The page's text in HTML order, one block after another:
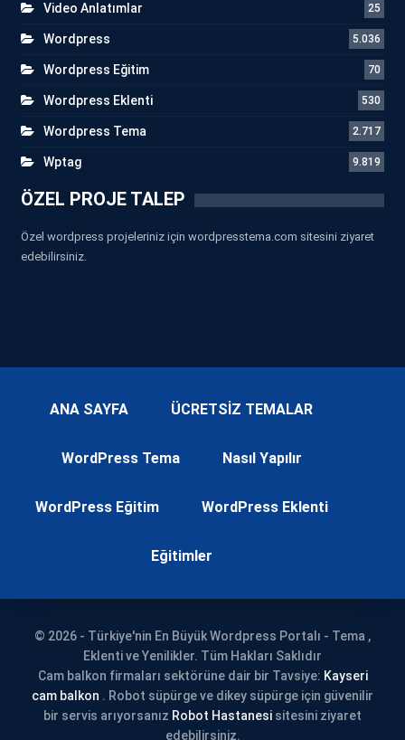
Video Anlatımlar 25
Wordpress 5.036
Wordpress Eğitim 70
Wordpress Eklenti 530
Wordpress Tema 2.717
Wptag 9.819
ÖZEL PROJE TALEP
Özel wordpress projeleriniz için wordpresstema.com sitesini ziyaret
edebilirsiniz.
ANA SAYFA ÜCRETSİZ TEMALAR
WordPress Tema Nasıl Yapılır
WordPress Eğitim WordPress Eklenti
Eğitimler
© 2026 - Türkiye'nin En Büyük Wordpress Portalı - Tema ,
Eklenti ve Yenilikler. Tüm Hakları Saklıdır
Cam balkon firmaları sektörüne dair bir Tavsiye: Kayseri
cam balkon . Robot süpürge ve dikey süpürge için güvenilir
bir servis arıyorsanız Robot Hastanesi sitesini ziyaret
edebilirsiniz.